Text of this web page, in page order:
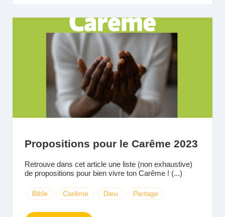
Propositions pour le Carême 2023
Retrouve dans cet article une liste (non exhaustive)
de propositions pour bien vivre ton Carême ! (...)
Bible Carême Dieu Partage